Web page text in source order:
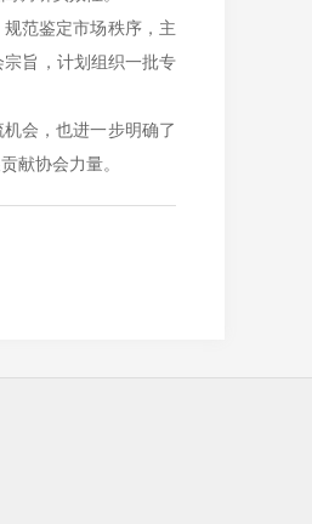
范鉴定市场秩序，主
旨，计划组织一批专
会，也进一步明确了
献协会力量。